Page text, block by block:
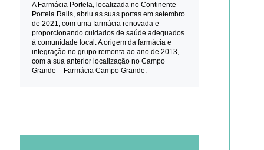
A Farmácia Portela, localizada no Continente
Portela Ralis, abriu as suas portas em setembro
de 2021, com uma farmácia renovada e
proporcionando cuidados de saúde adequados
à comunidade local. A origem da farmácia e
integração no grupo remonta ao ano de 2013,
com a sua anterior localização no Campo
Grande – Farmácia Campo Grande.